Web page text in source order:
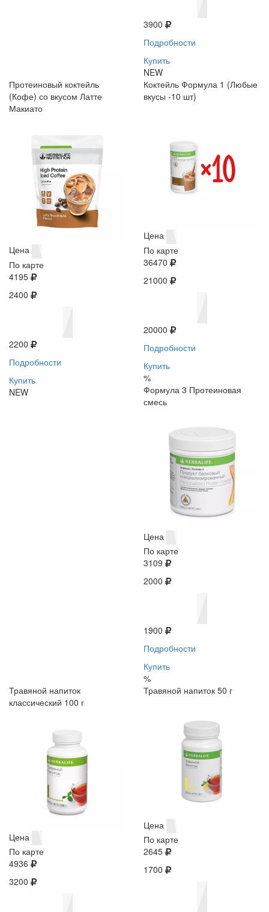
3900
Подробности
Купить
NEW
Протеиновый коктейль
(Кофе) со вкусом Латте
Макиато
Цена
По карте
4195
2400
2200
Подробности
Купить
NEW
Коктейль Формула 1 (Любые
вкусы -10 шт)
Цена
По карте
36470
21000
20000
Подробности
Купить
%
Формула 3 Протеиновая
смесь
Цена
По карте
3109
2000
1900
Подробности
Купить
%
Травяной напиток
классический 100 г
Цена
По карте
4936
3200
Травяной напиток 50 г
Цена
По карте
2645
1700